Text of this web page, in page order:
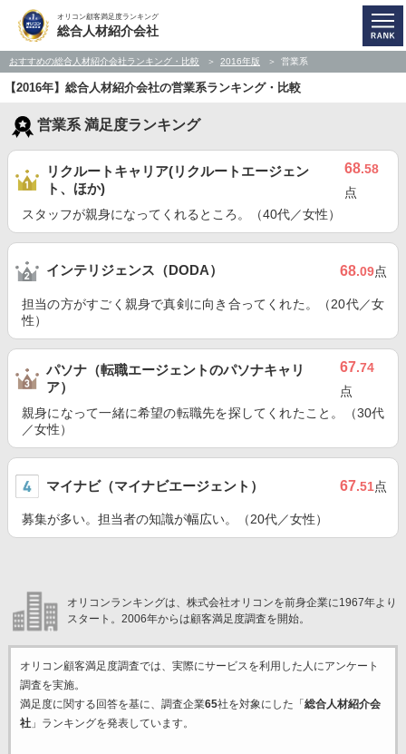
オリコン顧客満足度ランキング
総合人材紹介会社
おすすめの総合人材紹介会社ランキング・比較 2016年版 営業系
【2016年】総合人材紹介会社の営業系ランキング・比較
営業系 満足度ランキング
リクルートキャリア(リクルートエージェン
ト、ほか)
68.58
点
スタッフが親身になってくれるところ。（40代／女性）
インテリジェンス（DODA） 68.09点
担当の方がすごく親身で真剣に向き合ってくれた。（20代／女
性）
パソナ（転職エージェントのパソナキャリ
ア）
67.74
点
親身になって一緒に希望の転職先を探してくれたこと。（30代
／女性）
マイナビ（マイナビエージェント） 67.51点
募集が多い。担当者の知識が幅広い。（20代／女性）
オリコンランキングは、株式会社オリコンを前身企業に1967年より
スタート。2006年からは顧客満足度調査を開始。
オリコン顧客満足度調査では、実際にサービスを利用した 人にアンケート
調査を実施。
満足度に関する回答を基に、調査企業65社を対象にした「 総合人材紹介会
社」ランキングを発表しています。